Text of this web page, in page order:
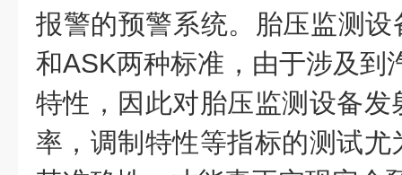
报警的预警系统。胎压监测
和ASK两种标准，由于涉及到
特性，因此对胎压监测设备
率，调制特性等指标的测试